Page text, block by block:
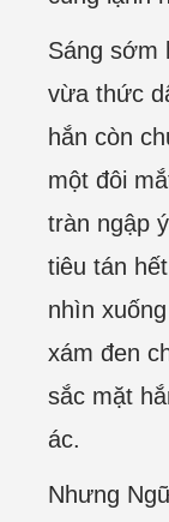
Sáng sớm
vừa thức
hắn còn
một đôi
tràn ngập
tiêu tán
nhìn
xám đen
sắc mặt
ác.
Nhưng